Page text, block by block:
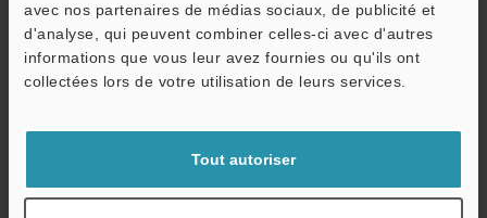
avec nos partenaires de médias sociaux, de publicité et
d'analyse, qui peuvent combiner celles-ci avec d'autres
informations que vous leur avez fournies ou qu'ils ont
collectées lors de votre utilisation de leurs services.
Tout autoriser
Petit et facile à installer, l'ioniseur donne un retour visible s'il y a
présence d'électricité statique ou pas. En présence de charge le
réduit et une facilité d'installation rendent ce produit idéal pour
les zones difficilement atteignables.